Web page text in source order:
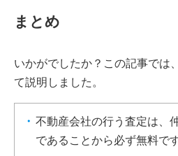
まとめ
いかがでしたか？この記事では
て説明しました。
不動産会社の行う査定は、
であることから必ず無料です